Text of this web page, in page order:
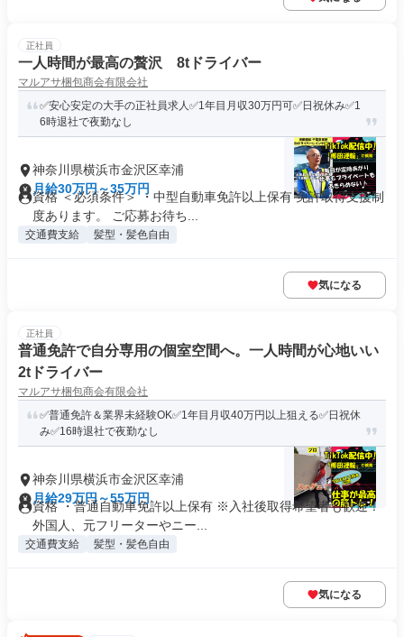
正社員
一人時間が最高の贅沢 8tドライバー
マルアサ梱包商会有限会社
✅安心安定の大手の正社員求人✅1年目月収30万円可✅日祝休み✅1
6時退社で夜勤なし
神奈川県横浜市金沢区幸浦
月給30万円～35万円
資格 ＜必須条件＞ ・中型自動車免許以上保有 免許取得支援制
度あります。 ご応募お待ち...
交通費支給 髪型・髪色自由
気になる
正社員
普通免許で自分専用の個室空間へ。一人時間が心地いい
2tドライバー
マルアサ梱包商会有限会社
✅普通免許＆業界未経験OK✅1年目月収40万円以上狙える✅日祝休
み✅16時退社で夜勤なし
神奈川県横浜市金沢区幸浦
月給29万円～55万円
資格 ・普通自動車免許以上保有 ※入社後取得希望者も歓迎！
外国人、元フリーターやニー...
交通費支給 髪型・髪色自由
気になる